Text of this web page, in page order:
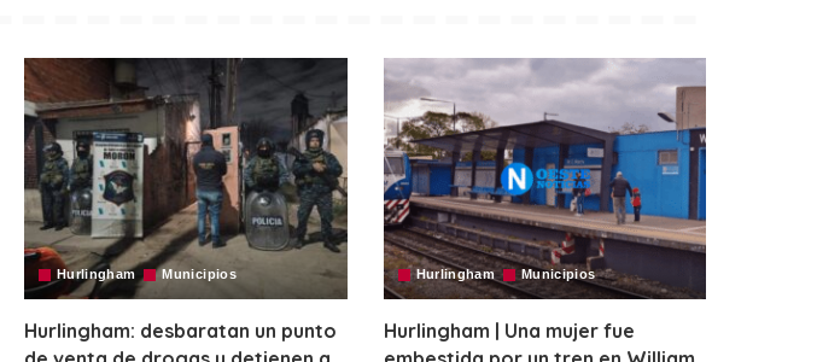
Hurlingham Municipios
Hurlingham: desbaratan un punto
Hurlingham Municipios
Hurlingham | Una mujer fue